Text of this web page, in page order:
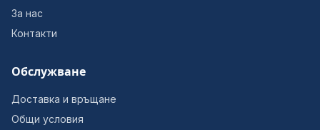
За нас
Контакти
Обслужване
Доставка и връщане
Общи условия